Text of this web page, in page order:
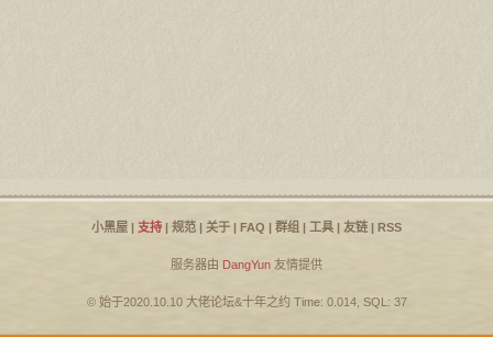
小黑屋 | 支持 | 规范 | 关于 | FAQ | 群组 | 工具 | 友链 | RSS
服务器由 DangYun 友情提供
© 始于2020.10.10 大佬论坛&十年之约Time: 0.014, SQL: 37